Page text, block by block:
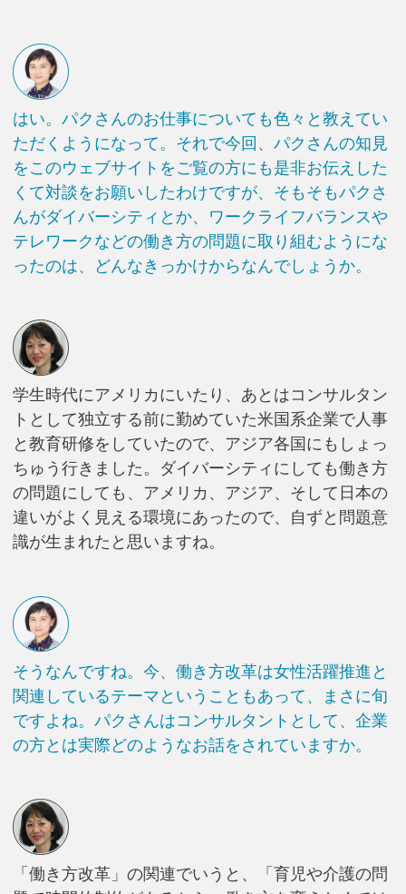
はい。パクさんのお仕事についても色々と教えてい
ただくようになって。それで今回、パクさんの知見
をこのウェブサイトをご覧の方にも是非お伝えした
くて対談をお願いしたわけですが、そもそもパクさ
んがダイバーシティとか、ワークライフバランスや
テレワークなどの働き方の問題に取り組むようにな
ったのは、どんなきっかけからなんでしょうか。
学生時代にアメリカにいたり、あとはコンサルタン
トとして独立する前に勤めていた米国系企業で人事
と教育研修をしていたので、アジア各国にもしょっ
ちゅう行きました。ダイバーシティにしても働き方
の問題にしても、アメリカ、アジア、そして日本の
違いがよく見える環境にあったので、自ずと問題意
識が生まれたと思いますね。
そうなんですね。今、働き方改革は女性活躍推進と
関連しているテーマということもあって、まさに旬
ですよね。パクさんはコンサルタントとして、企業
の方とは実際どのようなお話をされていますか。
「働き方改革」の関連でいうと、「育児や介護の問